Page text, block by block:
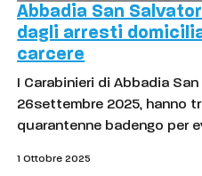
Abbadia San
dagli arresti
carcere
I Carabinieri di Abbadia
26settembre 2025, hanno
quarantenne badengo per
1 Ottobre 2025